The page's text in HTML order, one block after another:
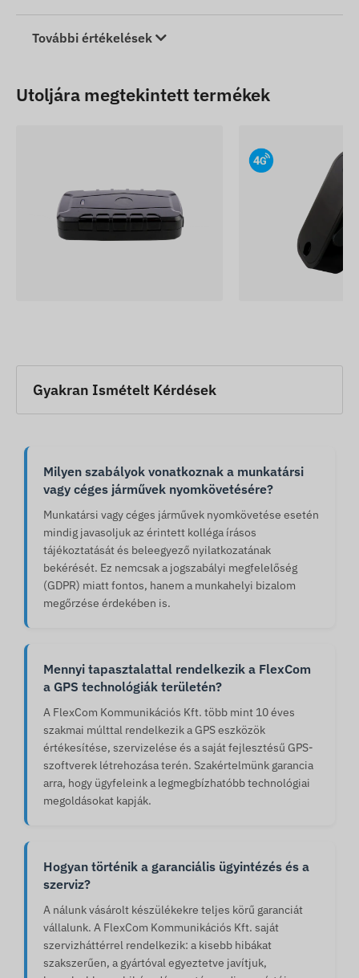
További értékelések
Utoljára megtekintett termékek
Gyakran Ismételt Kérdések
Milyen szabályok vonatkoznak a munkatársi
vagy céges járművek nyomkövetésére?
Munkatársi vagy céges járművek nyomkövetése esetén
mindig javasoljuk az érintett kolléga írásos
tájékoztatását és beleegyező nyilatkozatának
bekérését. Ez nemcsak a jogszabályi megfelelőség
(GDPR) miatt fontos, hanem a munkahelyi bizalom
megőrzése érdekében is.
Mennyi tapasztalattal rendelkezik a FlexCom
a GPS technológiák területén?
A FlexCom Kommunikációs Kft. több mint 10 éves
szakmai múlttal rendelkezik a GPS eszközök
értékesítése, szervizelése és a saját fejlesztésű GPS-
szoftverek létrehozása terén. Szakértelmünk garancia
arra, hogy ügyfeleink a legmegbízhatóbb technológiai
megoldásokat kapják.
Hogyan történik a garanciális ügyintézés és a
szerviz?
A nálunk vásárolt készülékekre teljes körű garanciát
vállalunk. A FlexCom Kommunikációs Kft. saját
szervizháttérrel rendelkezik: a kisebb hibákat
szakszerűen, a gyártóval egyeztetve javítjuk,